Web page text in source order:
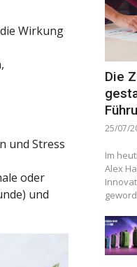
Wirkung
und Stress
oder
und
Die
25/07/
Im
Alex